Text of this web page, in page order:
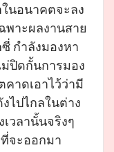
นอนาคตจะลง
พาะผลงานสาย
กำลังมองหา
ปิดกั้นการมอง
าดเอาไว้ว่ามี
ไปไกลในต่าง
วลานั้นจริงๆ
จะออกมา